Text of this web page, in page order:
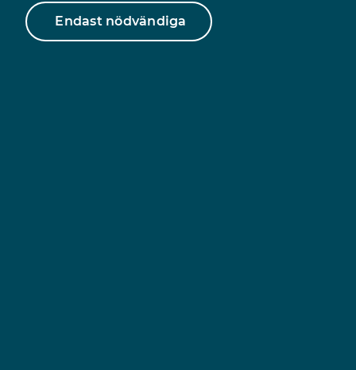
Endast nödvändiga
tisdagar kl. 9–11